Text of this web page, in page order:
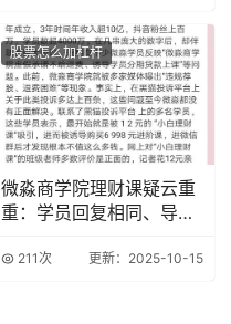
股票怎么加杠杆
微淼商学院理财课疑云重
重：学员回复相同、导师
211次 更新：2025-10-15